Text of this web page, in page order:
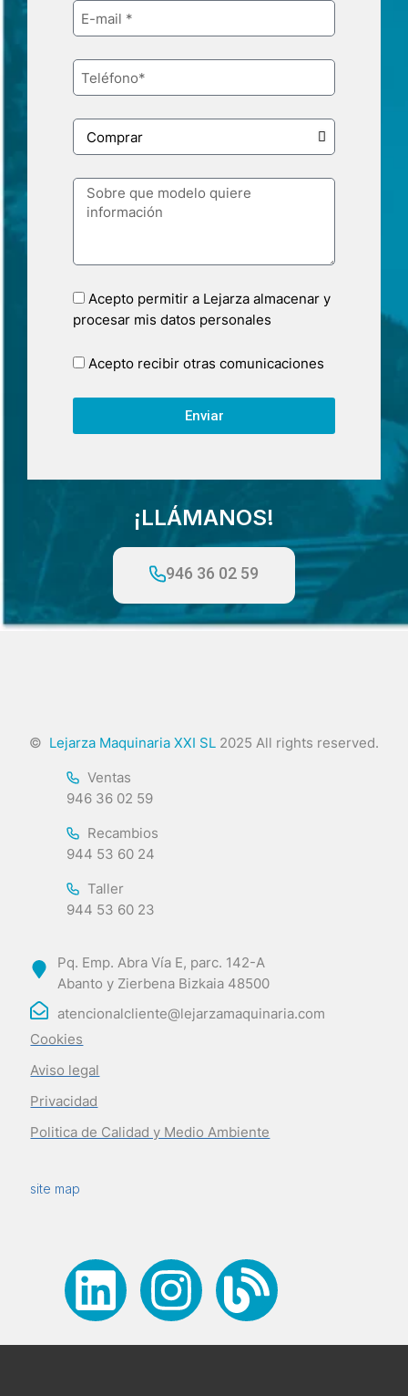
Acepto permitir a Lejarza almacenar y
procesar mis datos personales
Acepto recibir otras comunicaciones
Enviar
¡LLÁMANOS!
946 36 02 59
© Lejarza Maquinaria XXI SL 2025 All rights reserved.
Ventas
946 36 02 59
Recambios
944 53 60 24
Taller
944 53 60 23
Pq. Emp. Abra Vía E, parc. 142-A
Abanto y Zierbena Bizkaia 48500
atencionalcliente@lejarzamaquinaria.com
Cookies
Aviso legal
Privacidad
Politica de Calidad y Medio Ambiente
site map